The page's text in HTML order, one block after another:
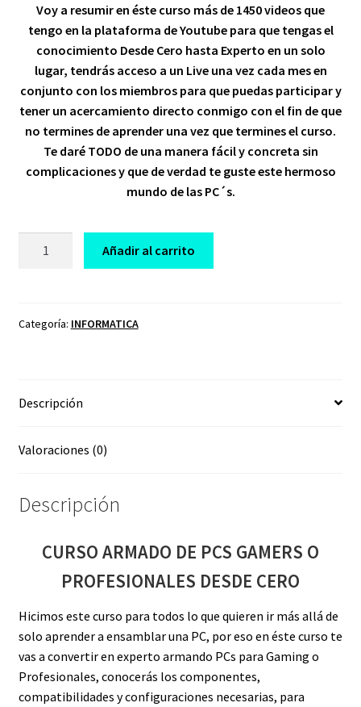
was:
$ 49,00.
is:
$ 10,00.
Voy a resumir en éste curso más de 1450 videos que
tengo en la plataforma de Youtube para que tengas el
conocimiento Desde Cero hasta Experto en un solo
lugar, tendrás acceso a un Live una vez cada mes en
conjunto con los miembros para que puedas participar y
tener un acercamiento directo conmigo con el fin de que
no termines de aprender una vez que termines el curso.
Te daré TODO de una manera fácil y concreta sin
complicaciones y que de verdad te guste este hermoso
mundo de las PC´s.
GAMERS
CERO
Añadir al carrito
Categoría: INFORMATICA
Descripción
Valoraciones (0)
Descripción
CURSO ARMADO DE PCS GAMERS O
PROFESIONALES DESDE CERO
Hicimos este curso para todos lo que quieren ir más allá de
solo aprender a ensamblar una PC, por eso en éste curso te
vas a convertir en experto armando PCs para Gaming o
Profesionales, conocerás los componentes,
compatibilidades y configuraciones necesarias, para